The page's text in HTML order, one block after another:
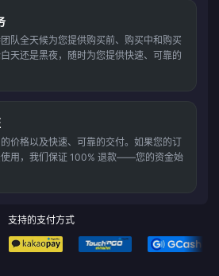
队全天候为您提供购买前、购买中和购买
天还是黑夜，随时为您提供快速、可靠的
价格以及快速、可靠的交付。如果您的订
用，我们保证 100% 退款——您的资金始
支持的支付方式